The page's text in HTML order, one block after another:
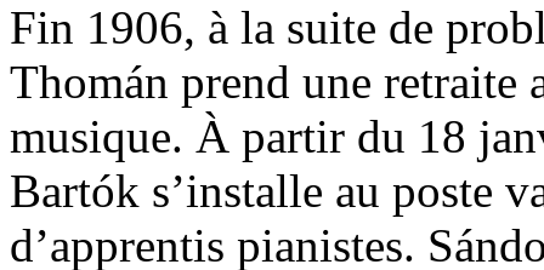
Fin 1906, à la suite de
Thomán prend une retraite
musique. À partir du 18
Bartók s’installe au poste
d’apprentis pianistes.